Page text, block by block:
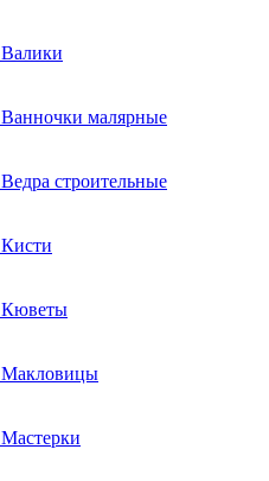
Валики
Ванночки малярные
Ведра строительные
Кисти
Кюветы
Макловицы
Мастерки